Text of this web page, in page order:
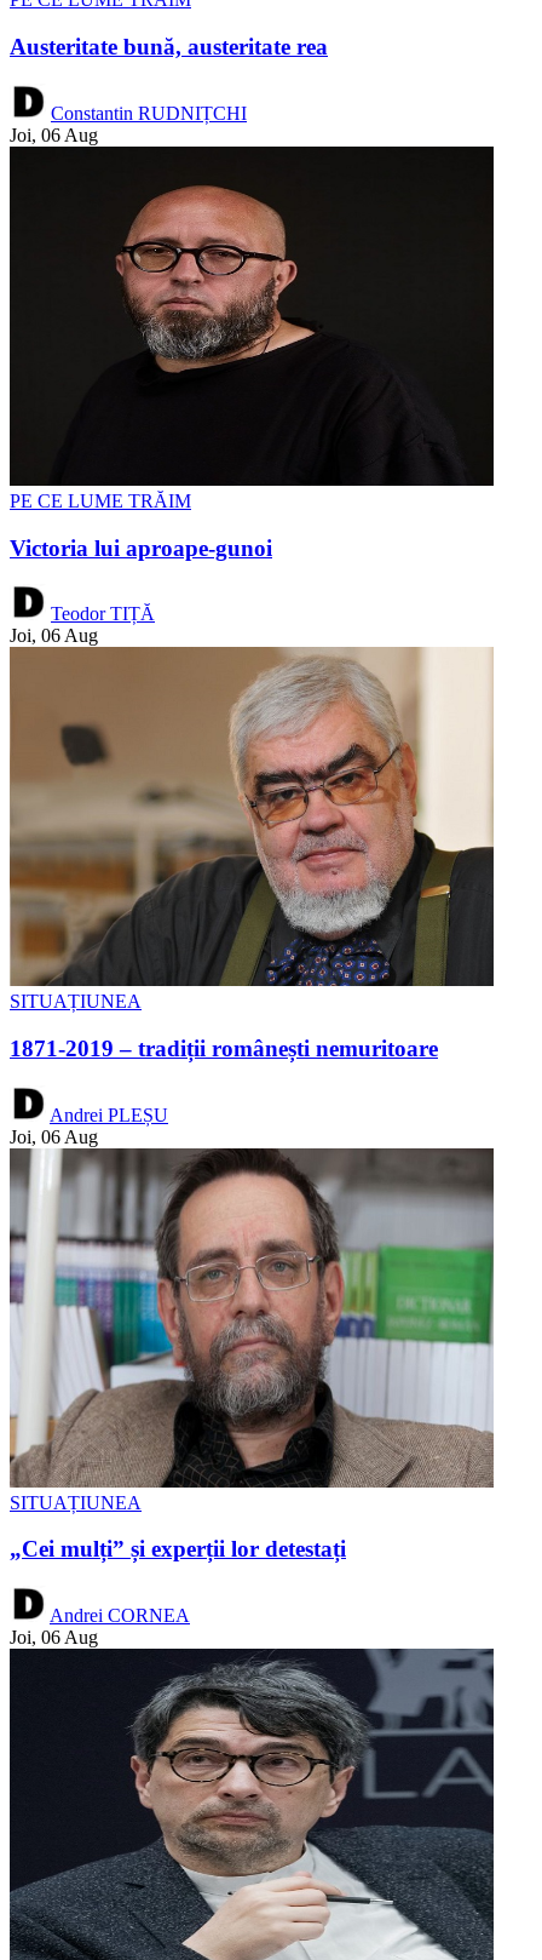
Austeritate bună, austeritate rea
Constantin RUDNIȚCHI
Joi, 06 Aug
PE CE LUME TRĂIM
Victoria lui aproape-gunoi
Teodor TIȚĂ
Joi, 06 Aug
SITUAȚIUNEA
1871-2019 – tradiții românești nemuritoare
Andrei PLEȘU
Joi, 06 Aug
SITUAȚIUNEA
„Cei mulți” și experții lor detestați
Andrei CORNEA
Joi, 06 Aug